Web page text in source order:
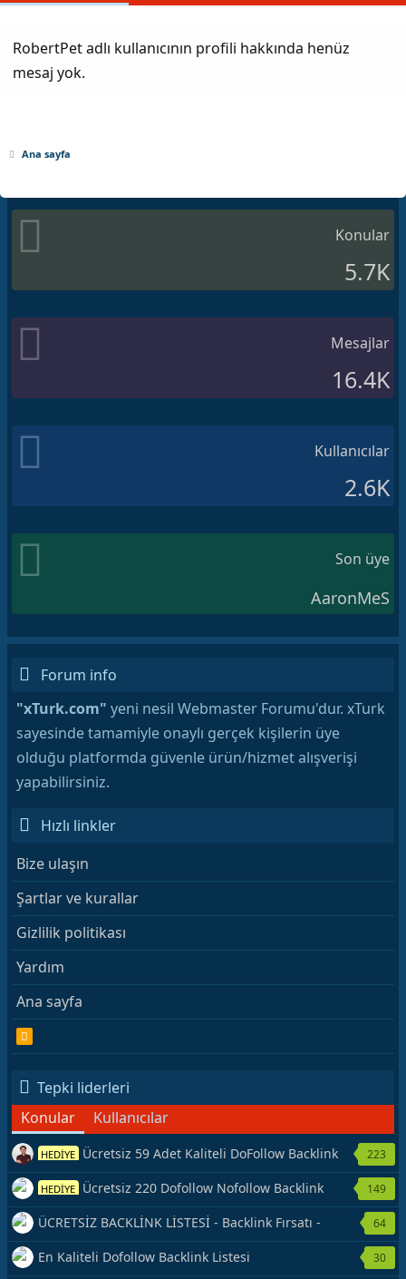
RobertPet adlı kullanıcının profili hakkında henüz
mesaj yok.
Ana sayfa
Konular
5.7K
Mesajlar
16.4K
Kullanıcılar
2.6K
Son üye
AaronMeS
Forum info
"xTurk.com" yeni nesil Webmaster Forumu'dur. xTurk
sayesinde tamamiyle onaylı gerçek kişilerin üye
olduğu platformda güvenle ürün/hizmet alışverişi
yapabilirsiniz.
Hızlı linkler
Bize ulaşın
Şartlar ve kurallar
Gizlilik politikası
Yardım
Ana sayfa
S
Tepki liderleri
Konular
Kullanıcılar
HEDİYE Ücretsiz 59 Adet Kaliteli DoFollow Backlink
Kaynağı Veriyorum.
223
HEDİYE Ücretsiz 220 Dofollow Nofollow Backlink
Veriyorum
149
ÜCRETSİZ BACKLİNK LİSTESİ - Backlink Fırsatı -
Hemen Yetiş!
64
En Kaliteli Dofollow Backlink Listesi 30